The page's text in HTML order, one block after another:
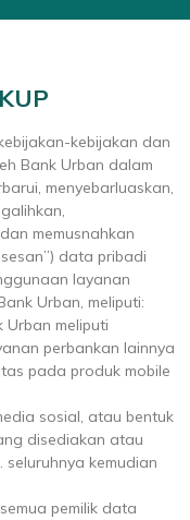
kebijakan dan
Bank Urban dalam
menyebarluaskan,
memusnahkan
data pribadi
layanan
Urban, meliputi:
Urban meliputi
perbankan lainnya
pada produk mobile
sosial, atau bentuk
disediakan atau
kemudian
pemilik data